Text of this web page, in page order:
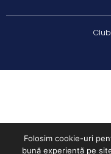
Folosim cookie-uri
bună experiență pe